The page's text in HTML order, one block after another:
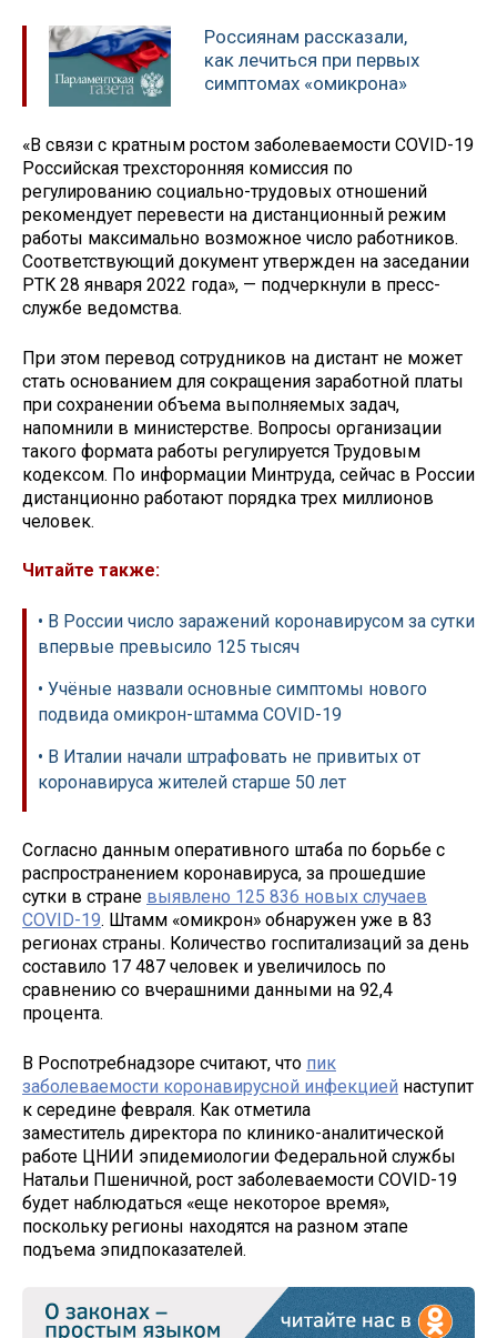
Россиянам рассказали,
как лечиться при первых
симптомах «омикрона»
«В связи с кратным ростом заболеваемости COVID-19
Российская трехсторонняя комиссия по
регулированию социально-трудовых отношений
рекомендует перевести на дистанционный режим
работы максимально возможное число работников.
Соответствующий документ утвержден на заседании
РТК 28 января 2022 года», — подчеркнули в пресс-
службе ведомства.
При этом перевод сотрудников на дистант не может
стать основанием для сокращения заработной платы
при сохранении объема выполняемых задач,
напомнили в министерстве. Вопросы организации
такого формата работы регулируется Трудовым
кодексом. По информации Минтруда, сейчас в России
дистанционно работают порядка трех миллионов
человек.
Читайте также:
• В России число заражений коронавирусом за сутки
впервые превысило 125 тысяч
• Учёные назвали основные симптомы нового
подвида омикрон-штамма COVID-19
• В Италии начали штрафовать не привитых от
коронавируса жителей старше 50 лет
Согласно данным оперативного штаба по борьбе с
распространением коронавируса, за прошедшие
сутки в стране выявлено 125 836 новых случаев
COVID-19. Штамм «омикрон» обнаружен уже в 83
регионах страны. Количество госпитализаций за день
составило 17 487 человек и увеличилось по
сравнению со вчерашними данными на 92,4
процента.
В Роспотребнадзоре считают, что пик
заболеваемости коронавирусной инфекцией наступит
к середине февраля. Как отметила
заместитель директора по клинико-аналитической
работе ЦНИИ эпидемиологии Федеральной службы
Натальи Пшеничной, рост заболеваемости COVID-19
будет наблюдаться «еще некоторое время»,
поскольку регионы находятся на разном этапе
подъема эпидпоказателей.